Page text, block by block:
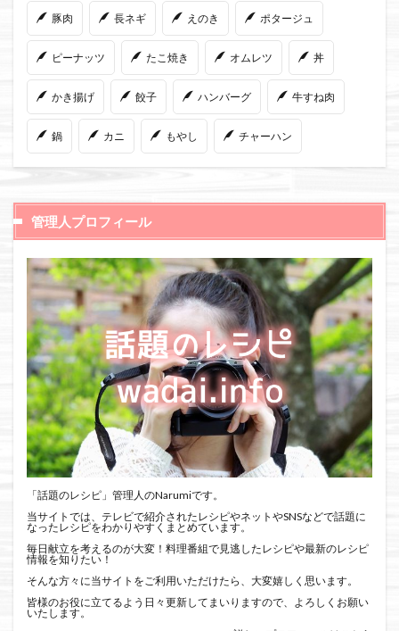
豚肉 長ネギ えのき ポタージュ
ピーナッツ たこ焼き オムレツ 丼
かき揚げ 餃子 ハンバーグ 牛すね肉
鍋 カニ もやし チャーハン
管理人プロフィール
「話題のレシピ」管理人のNarumiです。
当サイトでは、テレビで紹介されたレシピやネットやSNSなどで話題に
なったレシピをわかりやすくまとめています。
毎日献立を考えるのが大変！料理番組で見逃したレシピや最新のレシピ
情報を知りたい！
そんな方々に当サイトをご利用いただけたら、大変嬉しく思います。
皆様のお役に立てるよう日々更新してまいりますので、よろしくお願い
いたします。